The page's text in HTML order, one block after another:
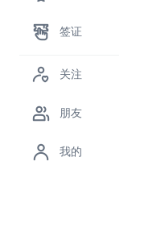
签证
关注
朋友
我的